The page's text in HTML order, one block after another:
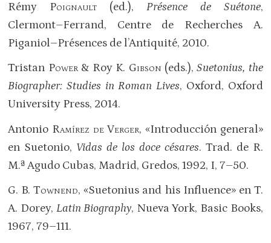
Rémy Poignault (ed.), Présence de Suétone,
Clermont–Ferrand, Centre de Recherches A.
Piganiol–Présences de l’Antiquité, 2010.
Tristan Power& Roy K. Gibson (eds.),Suetonius, the
Biographer: Studies in Roman Lives, Oxford, Oxford
University Press, 2014.
Antonio Ramírez de Verger, «Introducción general»
en Suetonio, Vidas de los doce césares. Trad. de R.
M.ª Agudo Cubas, Madrid, Gredos, 1992, I, 7–50.
G. B.Townend, «Suetonius and his Influence» en T.
A. Dorey, Latin Biography, Nueva York, Basic Books,
1967, 79–111.